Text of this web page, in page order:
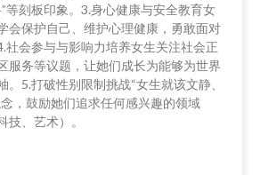
等刻板印象。3.身心健康与安全教育女
会保护自己、维护心理健康，勇敢面对
社会参与与影响力培养女生关注社会正
服务等议题，让她们成长为能够为世界
。5.打破性别限制挑战“女生就该文静、
，鼓励她们追求任何感兴趣的领域
技、艺术）。